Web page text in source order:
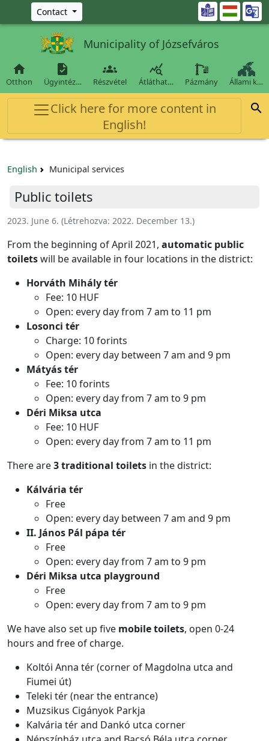
Ugrás a fő tartalomra
Contact 
Municipality of Józsefváros

Otthon

Ügyintéz…

Részvétel

Átláthat… Pázmány Állami k…
Click here for more content in
English!

English Municipal services
Public toilets
2023. June 6. (Létrehozva: 2022. December 13.)
From the beginning of April 2021, automatic public
toiletswill be available in four locations in the district:
Horváth Mihály tér
Fee: 10 HUF
Open: every day from 7 am to 11 pm
Losonci tér
Charge: 10 forints
Open: every day between 7 am and 9 pm
Mátyás tér
Fee: 10 forints
Open: every day from 7 am to 9 pm
Déri Miksa utca
Fee: 10 HUF
Open: every day from 7 am to 11 pm
There are3 traditional toilets in the district:
Kálvária tér
Free
Open: every day between 7 am and 9 pm
II. János Pál pápa tér
Free
Open: every day from 7 am to 9 pm
Déri Miksa utca playground
Free
Open: every day from 7 am to 9 pm
We have also set up five mobile toilets, open 0-24
hours and free of charge.
Koltói Anna tér (corner of Magdolna utca and
Fiumei út)
Teleki tér (near the entrance)
Muzsikus Cigányok Parkja
Kalvária tér and Dankó utca corner